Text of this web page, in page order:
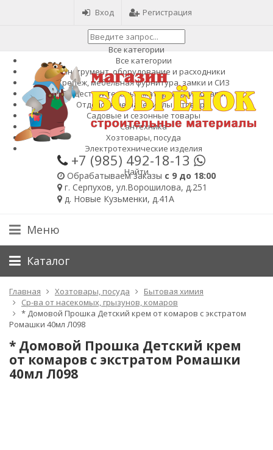
Вход Регистрация
Все категории
Все категории
Инструмент, оборудование и расходники
Крепеж, мебельная фурнитура, замки и СИЗ
Общестроительные материалы и товары
Отделочные материалы и товары
Садовые и сезонные товары
Сантехника
Хозтовары, посуда
Электротехнические изделия
Найти
+7 (985) 492-18-13
Обрабатываем заказы с 9 до 18:00
г. Серпухов, ул.Ворошилова, д.251
д. Новые Кузьменки, д.41А
Меню
Каталог
Главная Хозтовары, посуда
Бытовая химия
Ср-ва от насекомых, грызунов, комаров
* Домовой Прошка Детский крем от комаров с экстратом
Ромашки 40мл Л098
* Домовой Прошка Детский крем
от комаров с экстратом Ромашки
40мл Л098